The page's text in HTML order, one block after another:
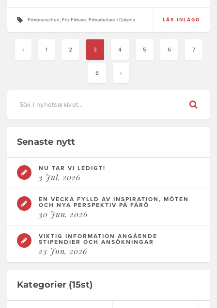
Filmbranschen, För Filmare, Filmarbetare i Dalarna LÄS INLÄGG
‹ 1 2 3 4 5 6 7
8 ›
Senaste nytt
NU TAR VI LEDIGT!
3 Jul, 2026
EN VECKA FYLLD AV INSPIRATION, MÖTEN
OCH NYA PERSPEKTIV PÅ FÅRÖ
30 Jun, 2026
VIKTIG INFORMATION ANGÅENDE
STIPENDIER OCH ANSÖKNINGAR
23 Jun, 2026
Kategorier (15st)